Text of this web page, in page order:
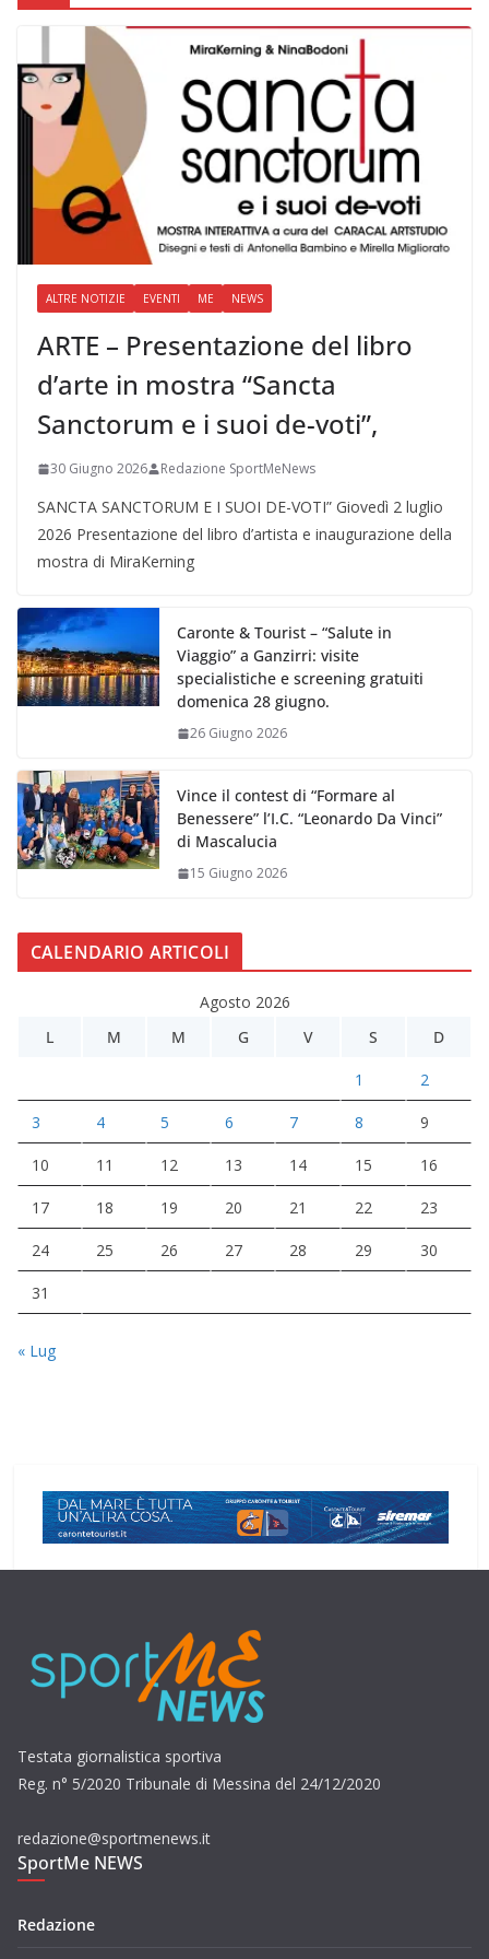
ALTRE NOTIZIE EVENTI ME NEWS
ARTE – Presentazione del libro
d’arte in mostra “Sancta
Sanctorum e i suoi de-voti”,
30 Giugno 2026 Redazione SportMeNews
SANCTA SANCTORUM E I SUOI DE-VOTI” Giovedì 2 luglio
2026 Presentazione del libro d’artista e inaugurazione della
mostra di MiraKerning
Caronte & Tourist – “Salute in
Viaggio” a Ganzirri: visite
specialistiche e screening gratuiti
domenica 28 giugno.
26 Giugno 2026
Vince il contest di “Formare al
Benessere” l’I.C. “Leonardo Da Vinci”
di Mascalucia
15 Giugno 2026
CALENDARIO ARTICOLI
Agosto 2026
L
M M G V S D
1 2
3 4 5 6 7 8 9
10 11 12 13 14 15 16
17 18 19 20 21 22 23
24 25 26 27 28 29 30
31
« Lug
Testata giornalistica sportiva
Reg. n° 5/2020 Tribunale di Messina del 24/12/2020
redazione@sportmenews.it
SportMe NEWS
Redazione